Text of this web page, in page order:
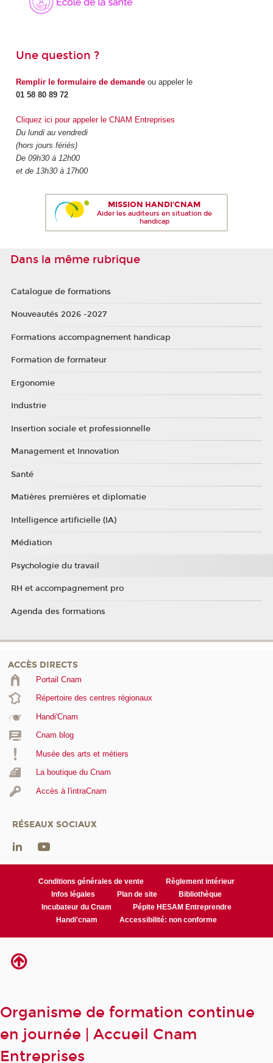
Une question ?
Remplir le formulaire de demandeou appeler le
01 58 80 89 72
Cliquez ici pour appeler le CNAM Entreprises
Du lundi au vendredi
(hors jours fériés)
De 09h30 à 12h00
et de 13h30 à 17h00
MISSION HANDI'CNAM
Aider les auditeurs en situation de
handicap
Dans la même rubrique
Catalogue de formations
Nouveautés 2026 -2027
Formations accompagnement handicap
Formation de formateur
Ergonomie
Industrie
Insertion sociale et professionnelle
Management et Innovation
Santé
Matières premières et diplomatie
Intelligence artificielle (IA)
Médiation
Psychologie du travail
RH et accompagnement pro
Agenda des formations
ACCÈS DIRECTS
Portail Cnam
Répertoire des centres régionaux
Handi'Cnam
Cnam blog
Musée des arts et métiers
La boutique du Cnam
Accès à l'intraCnam
RÉSEAUX SOCIAUX
Conditions générales de vente
Règlement intérieur
Infos légales
Plan de site
Bibliothèque
Incubateur du Cnam
Pépite HESAM Entreprendre
Handi'cnam
Accessibilité: non conforme
Organisme de formation continue
en journée | Accueil Cnam
Entreprises